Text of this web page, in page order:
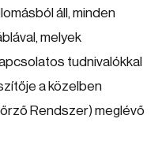
áll, minden
melyek
tudnivalókkal
a közelben
Rendszer) meglévő